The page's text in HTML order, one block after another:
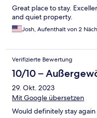
Great place to stay.
and quiet property.
Josh, Aufenthalt von 2
Verifizierte Bewertung
10/10 –
29. Okt. 2023
Mit Google übersetzen
Would definitely stay again